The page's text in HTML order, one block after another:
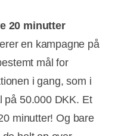
20 minutter
en kampagne på
mål for
i gang, som i
på 50.000 DKK. Et
minutter! Og bare